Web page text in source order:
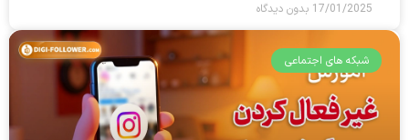
17/01/2025 بدون دیدگاه
شبکه های اجتماعی